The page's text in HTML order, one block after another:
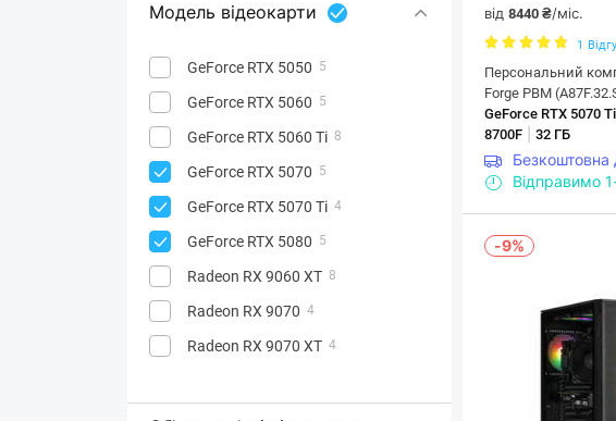
Модель відеокарти
GeForce RTX 5050 5
GeForce RTX 5060 5
GeForce RTX 5060 Ti 8
GeForce RTX 5070 5
GeForce RTX 5070 Ti 4
GeForce RTX 5080 5
Radeon RX 9060 XT 8
Radeon RX 9070 4
Radeon RX 9070 XT 4
від 8440 ₴/міс.
1
Персональний
Forge PBM
GeForce RTX 5070 Ti
8700F
32 ГБ
Безкоштовна
Відправимо
-9%